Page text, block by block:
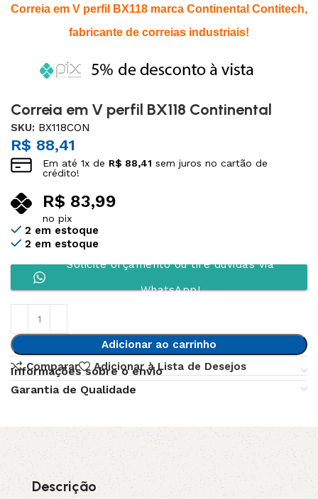
Correia em V perfil BX118 marca Continental Contitech,
fabricante de correias industriais!
Correia em V perfil BX118 Continental
SKU: BX118CON
R$ 88,41
Em até1x de R$ 88,41 sem juros no cartão de
crédito!
R$ 83,99
no pix
2 em estoque
2 em estoque
Solicite orçamento ou tire dúvidas via
WhatsApp!
Adicionar ao carrinho
Comparar
Adicionar à Lista de Desejos
Informações sobre o envio
Garantia de Qualidade
Descrição